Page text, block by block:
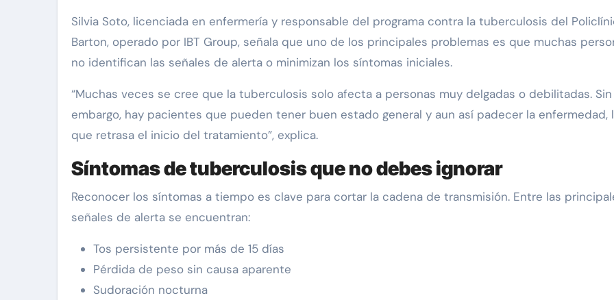
Silvia Soto, licenciada en enfermería y responsable del programa contra la tuberculosis del
Barton, operado por IBT Group, señala que uno de los principales problemas es que muchas
no identifican las señales de alerta o minimizan los síntomas iniciales.
“Muchas veces se cree que la tuberculosis solo afecta a personas muy delgadas o debilitadas. Sin
embargo, hay pacientes que pueden tener buen estado general y aun así padecer la enfermedad,
que retrasa el inicio del tratamiento”, explica.
Síntomas de tuberculosis que no debes ignorar
Reconocer los síntomas a tiempo es clave para cortar la cadena de transmisión. Entre las
señales de alerta se encuentran:
Tos persistente por más de 15 días
Pérdida de peso sin causa aparente
Sudoración nocturna